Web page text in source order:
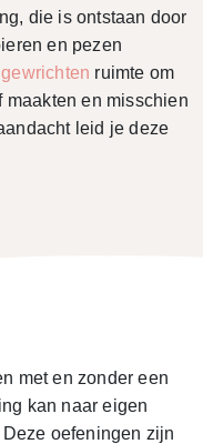
die is ontstaan door
en pezen
gewrichten ruimte om
maakten en misschien
leid je deze
met en zonder een
kan naar eigen
oefeningen zijn